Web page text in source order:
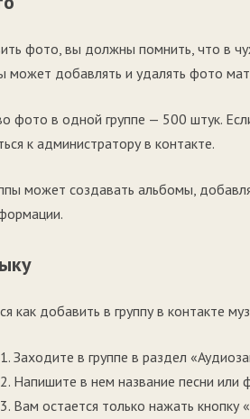
фото, вы должны помнить, что в
может добавлять и удалять фото
фото в одной группе — 500 штук.
к администратору в контакте.
может создавать альбомы,
как добавить в группу в контакте
Заходите в группе в раздел
Напишите в нем название песни или
Вам остается только нажать